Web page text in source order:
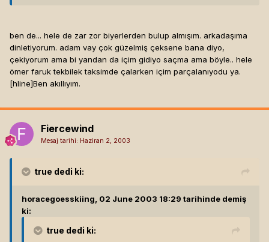
ben de... hele de zar zor biyerlerden bulup almışım. arkadaşıma
dinletiyorum. adam vay çok güzelmiş çeksene bana diyo,
çekiyorum ama bi yandan da içim gidiyo saçma ama böyle.. hele
ömer faruk tekbilek taksimde çalarken içim parçalanıyodu ya.
[hline]Ben akıllıyım.
Fiercewind
Mesaj tarihi: Haziran 2, 2003
true dedi ki:
horacegoesskiing, 02 June 2003 18:29 tarihinde demiş
ki:
true dedi ki: